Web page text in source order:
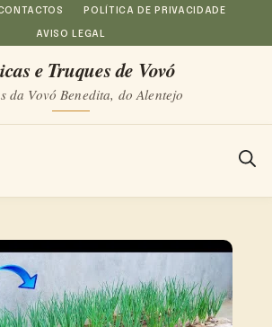
POLÍTICA DE PRIVACIDADE
AVISO LEGAL
e Truques de Vovó
da Vovó Benedita, do Alentejo